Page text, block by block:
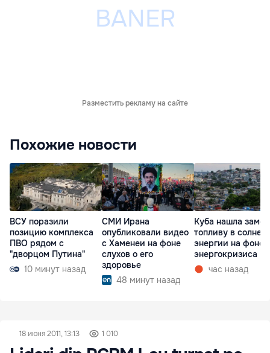
Разместить рекламу на сайте
Похожие новости
ВСУ поразили
позицию комплекса
ПВО рядом с
"дворцом Путина"
10 минут назад
СМИ Ирана
опубликовали видео
с Хаменеи на фоне
слухов о его
здоровье
48 минут назад
Куба нашла
топливу в
энергии на фоне
энергокризиса
час назад
18 июня 2011, 13:13 1 010